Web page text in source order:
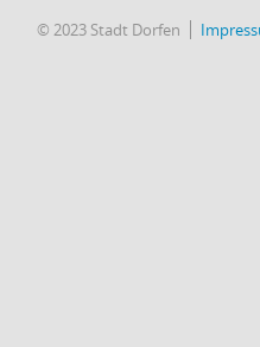
© 2023 Stadt Dorfen